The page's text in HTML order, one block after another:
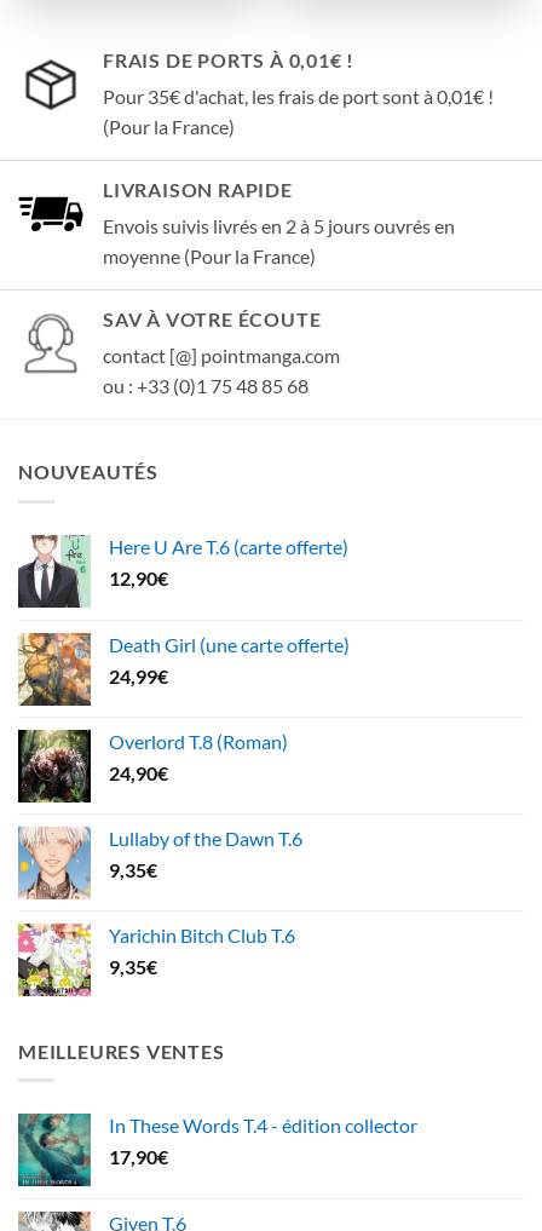
FRAIS DE PORTS À 0,01€ !
Pour 35€ d'achat, les frais de port sont à 0,01€ !
(Pour la France)
LIVRAISON RAPIDE
Envois suivis livrés en 2 à 5 jours ouvrés en
moyenne (Pour la France)
SAV À VOTRE ÉCOUTE
contact [@] pointmanga.com
ou : +33 (0)1 75 48 85 68
NOUVEAUTÉS
Here U Are T.6 (carte offerte)
12,90€
Death Girl (une carte offerte)
24,99€
Overlord T.8 (Roman)
24,90€
Lullaby of the Dawn T.6
9,35€
Yarichin Bitch Club T.6
9,35€
MEILLEURES VENTES
In These Words T.4 - édition collector
17,90€
Given T.6